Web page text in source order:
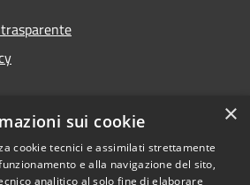
×
sui cookie
cookie tecnici e assimilati strettamente
e alla navigazione del sito,
analitico al solo fine di elaborare